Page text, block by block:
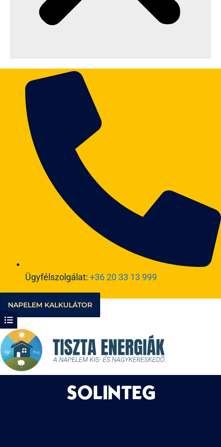
Ügyfélszolgálat: +36 20 33 13 999
NAPELEM KALKULÁTOR
SOLINTEG